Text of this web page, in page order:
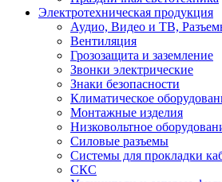
Электротехническая продукция
Аудио, Видео и ТВ,
Вентиляция
Грозозащита и заземление
Звонки электрические
Знаки безопасности
Климатическое
Монтажные изделия
Низковольтное
Силовые разъемы
Системы для прокладки
СКС